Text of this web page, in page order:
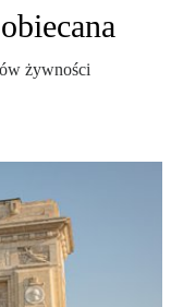
żywności